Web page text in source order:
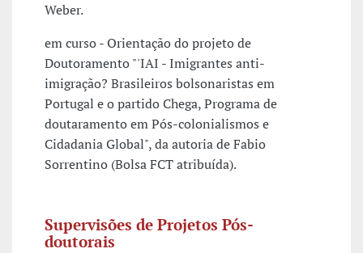
Weber.
em curso - Orientação do projeto de
Doutoramento "'IAI - Imigrantes anti-
imigração? Brasileiros bolsonaristas em
Portugal e o partido Chega, Programa de
doutaramento em Pós-colonialismos e
Cidadania Global", da autoria de Fabio
Sorrentino (Bolsa FCT atribuída).
Supervisões de Projetos Pós-
doutorais